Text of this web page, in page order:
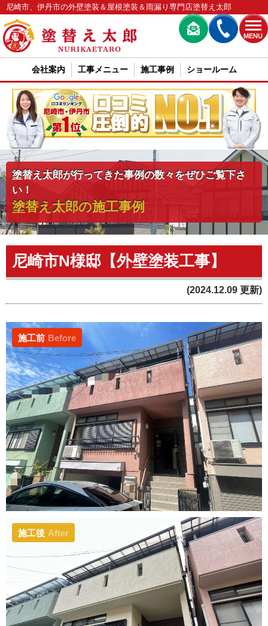
MENU
尼崎市、伊丹市の外壁塗装＆屋根塗装＆雨漏り専門店塗替え太郎
会社案内 工事メニュー 施工事例 ショールーム
塗替え太郎が行ってきた事例の数々をぜひご覧下さ
い！
塗替え太郎の施工事例
尼崎市N様邸【外壁塗装工事】
(2024.12.09 更新)
施工前 Before
施工後 After